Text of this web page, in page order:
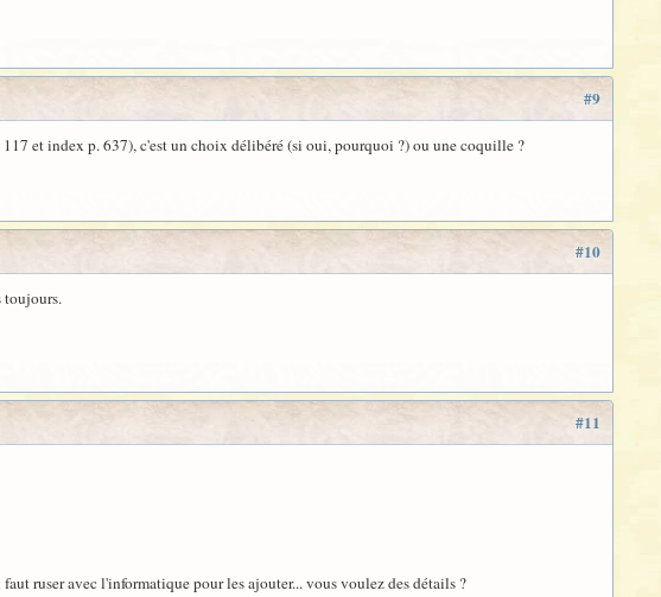
#9
et index p. 637), c'est un choix délibéré (si oui, pourquoi ?) ou une coquille ?
#10
toujours.
#11
ruser avec l'informatique pour les ajouter... vous voulez des détails ?